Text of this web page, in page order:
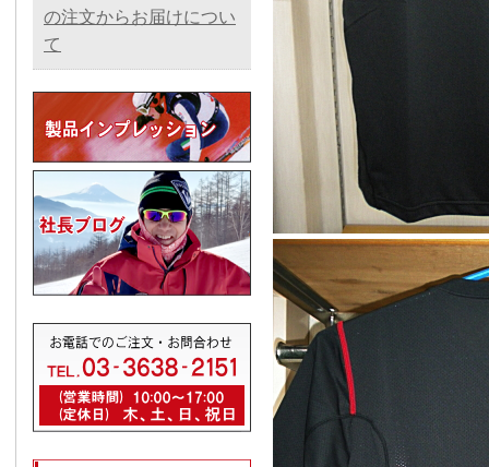
の注文からお届けについ
て